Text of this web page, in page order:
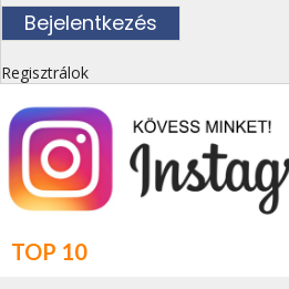
Regisztrálok
TOP 10